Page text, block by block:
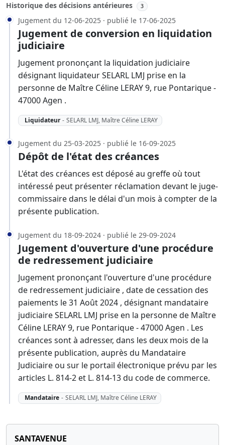
Historique des décisions antérieures 3
Jugement du 12-06-2025 · publié le 17-06-2025
Jugement de conversion en liquidation
judiciaire
Jugement prononçant la liquidation judiciaire
désignant liquidateur SELARL LMJ prise en la
personne de Maître Céline LERAY 9, rue Pontarique -
47000 Agen .
Liquidateur - SELARL LMJ, Maître Céline LERAY
Jugement du 25-03-2025 · publié le 16-09-2025
Dépôt de l'état des créances
L'état des créances est déposé au greffe où tout
intéressé peut présenter réclamation devant le juge-
commissaire dans le délai d'un mois à compter de la
présente publication.
Jugement du 18-09-2024 · publié le 29-09-2024
Jugement d'ouverture d'une procédure
de redressement judiciaire
Jugement prononçant l'ouverture d'une procédure
de redressement judiciaire , date de cessation des
paiements le 31 Août 2024 , désignant mandataire
judiciaire SELARL LMJ prise en la personne de Maître
Céline LERAY 9, rue Pontarique - 47000 Agen . Les
créances sont à adresser, dans les deux mois de la
présente publication, auprès du Mandataire
Judiciaire ou sur le portail électronique prévu par les
articles L. 814-2 et L. 814-13 du code de commerce.
Mandataire - SELARL LMJ, Maître Céline LERAY
SANTAVENUE